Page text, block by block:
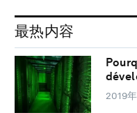
最热内容
2019